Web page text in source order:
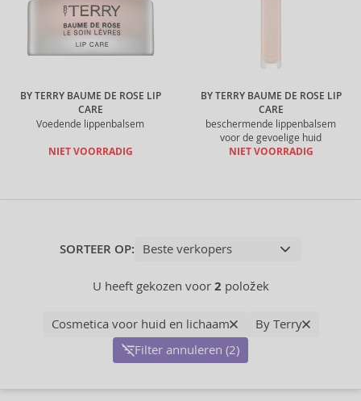
BY TERRY BAUME DE ROSE LIP
CARE
Voedende lippenbalsem
NIET VOORRADIG
BY TERRY BAUME DE ROSE LIP
CARE
beschermende lippenbalsem
voor de gevoelige huid
NIET VOORRADIG
SORTEER OP:
U heeft gekozen voor 2 položek
Cosmetica voor huid en lichaam
By Terry
Filter annuleren (2)